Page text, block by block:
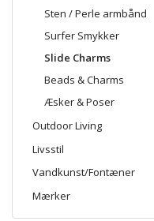
Sten / Perle armbånd
Surfer Smykker
Slide Charms
Beads & Charms
Æsker & Poser
Outdoor Living
Livsstil
Vandkunst/Fontæner
Mærker